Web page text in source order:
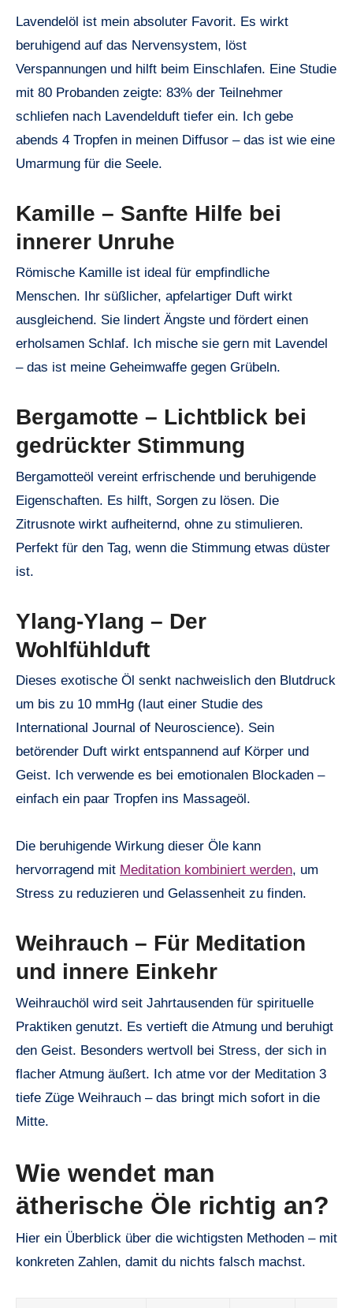
Lavendelöl ist mein absoluter Favorit. Es wirkt
beruhigend auf das Nervensystem, löst
Verspannungen und hilft beim Einschlafen. Eine Studie
mit 80 Probanden zeigte: 83% der Teilnehmer
schliefen nach Lavendelduft tiefer ein. Ich gebe
abends 4 Tropfen in meinen Diffusor – das ist wie eine
Umarmung für die Seele.
Kamille – Sanfte Hilfe bei
innerer Unruhe
Römische Kamille ist ideal für empfindliche
Menschen. Ihr süßlicher, apfelartiger Duft wirkt
ausgleichend. Sie lindert Ängste und fördert einen
erholsamen Schlaf. Ich mische sie gern mit Lavendel
– das ist meine Geheimwaffe gegen Grübeln.
Bergamotte – Lichtblick bei
gedrückter Stimmung
Bergamotteöl vereint erfrischende und beruhigende
Eigenschaften. Es hilft, Sorgen zu lösen. Die
Zitrusnote wirkt aufheiternd, ohne zu stimulieren.
Perfekt für den Tag, wenn die Stimmung etwas düster
ist.
Ylang-Ylang – Der
Wohlfühlduft
Dieses exotische Öl senkt nachweislich den Blutdruck
um bis zu 10 mmHg (laut einer Studie des
International Journal of Neuroscience). Sein
betörender Duft wirkt entspannend auf Körper und
Geist. Ich verwende es bei emotionalen Blockaden –
einfach ein paar Tropfen ins Massageöl.
Die beruhigende Wirkung dieser Öle kann
hervorragend mit Meditation kombiniert werden, um
Stress zu reduzieren und Gelassenheit zu finden.
Weihrauch – Für Meditation
und innere Einkehr
Weihrauchöl wird seit Jahrtausenden für spirituelle
Praktiken genutzt. Es vertieft die Atmung und beruhigt
den Geist. Besonders wertvoll bei Stress, der sich in
flacher Atmung äußert. Ich atme vor der Meditation 3
tiefe Züge Weihrauch – das bringt mich sofort in die
Mitte.
Wie wendet man
ätherische Öle richtig an?
Hier ein Überblick über die wichtigsten Methoden – mit
konkreten Zahlen, damit du nichts falsch machst.